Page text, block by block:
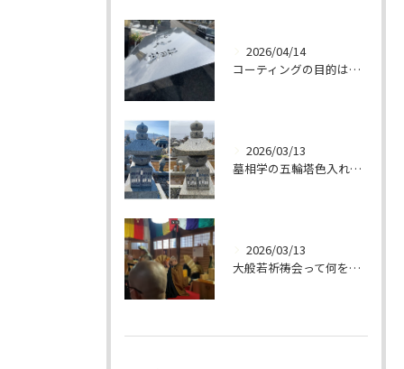
2026/04/14
コーティングの目的は 墓石を保護することです 岐阜のお墓掃除屋「磨き専隊」です
2026/03/13
墓相学の五輪塔色入れ 岐阜のお墓掃除屋「磨き専隊」です
2026/03/13
大般若祈祷会って何をするの？ 岐阜のお墓掃除屋「磨き専隊」です